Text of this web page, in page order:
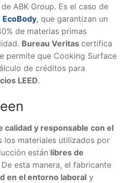
ABK Group. Es el caso de
EcoBody, que garantizan un
de materias primas
Bureau Veritas certifica
permite que Cooking Surface
de créditos para
LEED.
calidad y responsable con el
los materiales utilizados por
están libres de
De esta manera, el fabricante
en el entorno laboral y